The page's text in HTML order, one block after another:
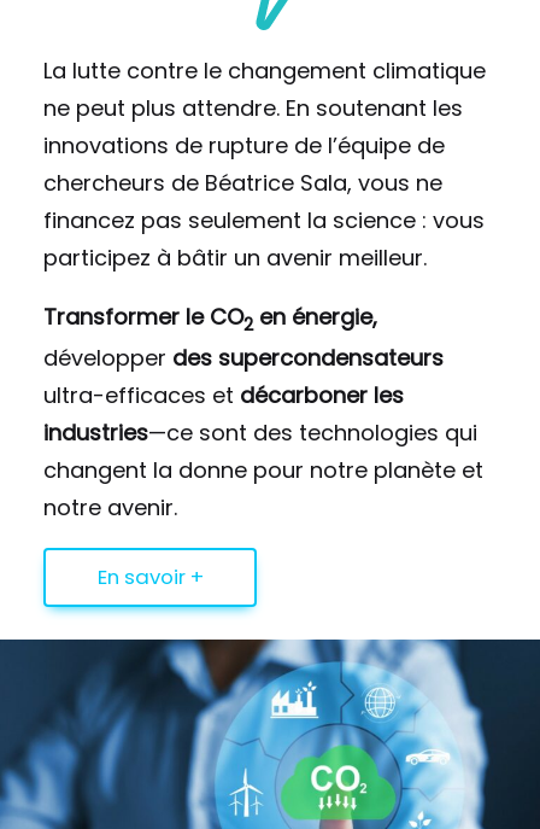
La lutte contre le changement climatique
ne peut plus attendre. En soutenant les
innovations de rupture de l’équipe de
chercheurs de Béatrice Sala, vous ne
financez pas seulement la science : vous
participez à bâtir un avenir meilleur.
Transformer le CO2 en énergie,
développer des supercondensateurs
ultra-efficaces et décarboner les
industries—ce sont des technologies qui
changent la donne pour notre planète et
notre avenir.
En savoir +